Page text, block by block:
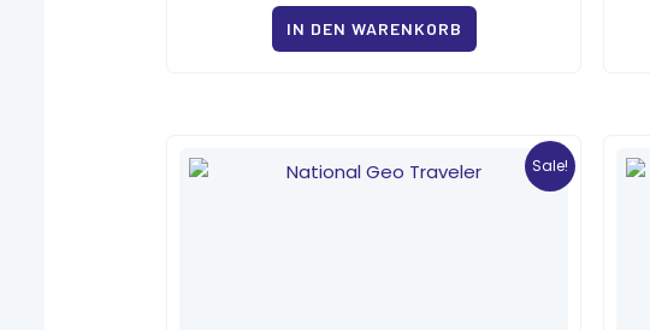
IN DEN WARENKORB
Sale!
war:
ist: